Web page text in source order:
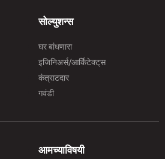
सोल्युशन्स
घर बांधणारा
इजिनिअर्स/आर्किेटेक्ट्‌स
कंत्राटदार
गवंडी
आमच्याविषयी